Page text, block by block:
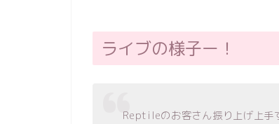
ライブの様子ー！
Reptileのお客さん振り上げ上手